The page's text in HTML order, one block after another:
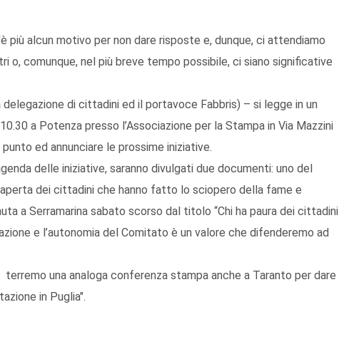
più alcun motivo per non dare risposte e, dunque, ci attendiamo
o, comunque, nel più breve tempo possibile, ci siano significative
di cittadini ed il portavoce Fabbris) – si legge in un
a Potenza presso l’Associazione per la Stampa in Via Mazzini
ed annunciare le prossime iniziative.
delle iniziative, saranno divulgati due documenti: uno del
dei cittadini che hanno fatto lo sciopero della fame e
a Serramarina sabato scorso dal titolo “Chi ha paura dei cittadini
e l’autonomia del Comitato è un valore che difenderemo ad
una analoga conferenza stampa anche a Taranto per dare
in Puglia".